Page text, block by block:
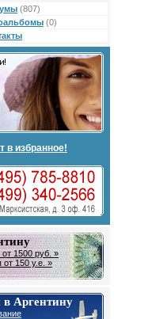
(807)
(0)
в избранное!
1500 руб. »
от 150 у.е. »
Аргентину